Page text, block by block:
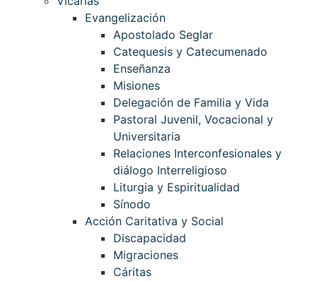
Evangelización
Apostolado Seglar
Catequesis y Catecumenado
Enseñanza
Misiones
Delegación de Familia y Vida
Pastoral Juvenil, Vocacional y
Universitaria
Relaciones Interconfesionales y
diálogo Interreligioso
Liturgia y Espiritualidad
Sínodo
Acción Caritativa y Social
Discapacidad
Migraciones
Cáritas